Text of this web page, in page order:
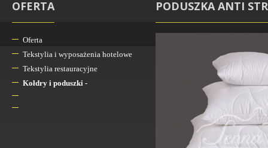
OFERTA
Oferta
Tekstylia i wyposażenia hotelowe
Tekstylia restauracyjne
Kołdry i poduszki -
PODUSZKA ANTI